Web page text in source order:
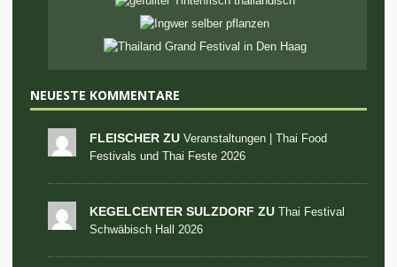
NEUESTE KOMMENTARE
FLEISCHER ZU Veranstaltungen | Thai Food
Festivals und Thai Feste 2026
KEGELCENTER SULZDORF ZU Thai Festival
Schwäbisch Hall 2026